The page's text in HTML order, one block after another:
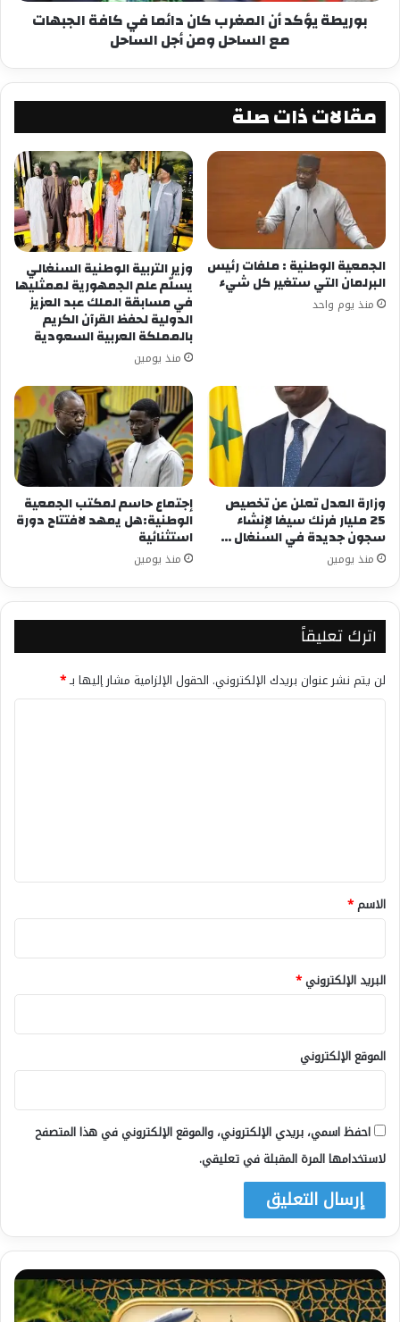
بوريطة يؤكد أن المغرب كان دائما في كافة الجبهات
مع الساحل ومن أجل الساحل
مقالات ذات صلة
الجمعية الوطنية : ملفات رئيس
البرلمان التي ستغير كل شيء
منذ يوم واحد
وزير التربية الوطنية السنغالي
يسلّم علم الجمهورية لممثليها
في مسابقة الملك عبد العزيز
الدولية لحفظ القرآن الكريم
بالمملكة العربية السعودية
منذ يومين
وزارة العدل تعلن عن تخصيص
25 مليار فرنك سيفا لإنشاء
سجون جديدة في السنغال …
منذ يومين
إجتماع حاسم لمكتب الجمعية
الوطنية:هل يمهد لافتتاح دورة
استثنائية
منذ يومين
اترك تعليقاً
لن يتم نشر عنوان بريدك الإلكتروني. الحقول الإلزامية مشار إليها بـ*
*
الاسم*
البريد الإلكتروني*
الموقع الإلكتروني
احفظ اسمي، بريدي الإلكتروني، والموقع الإلكتروني في هذا المتصفح
لاستخدامها المرة المقبلة في تعليقي.